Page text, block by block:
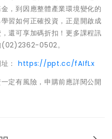
，到因應整體產業環境變化的
習如何正確投資，正是開啟成
還可享加碼折扣！更多課程訊
(02)2362-0502。
： https://ppt.cc/fAIfLx
定有風險，申購前應詳閱公開